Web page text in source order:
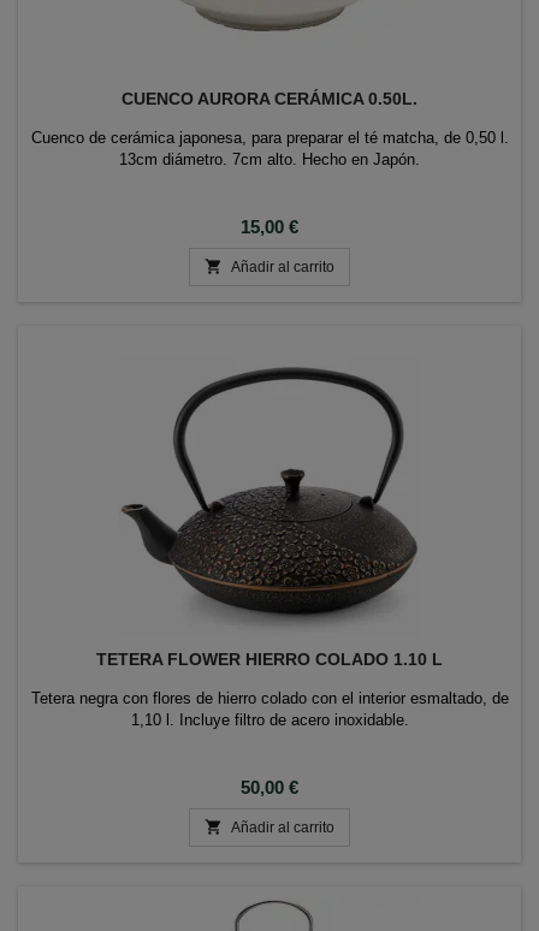
CUENCO AURORA CERÁMICA 0.50L.
Cuenco de cerámica japonesa, para preparar el té matcha, de 0,50 l.
13cm diámetro. 7cm alto. Hecho en Japón.
Precio
15,00 €
 Añadir al carrito
TETERA FLOWER HIERRO COLADO 1.10 L
Tetera negra con flores de hierro colado con el interior esmaltado, de
1,10 l. Incluye filtro de acero inoxidable.
Precio
50,00 €
 Añadir al carrito